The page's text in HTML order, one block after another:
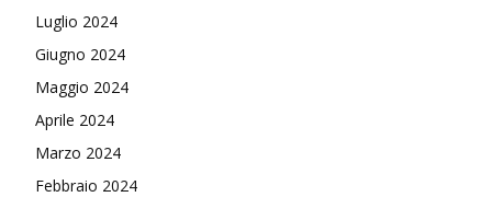
Luglio 2024
Giugno 2024
Maggio 2024
Aprile 2024
Marzo 2024
Febbraio 2024